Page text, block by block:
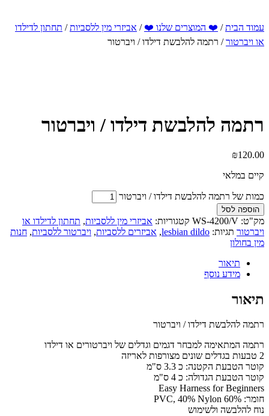
עמוד הבית/ ❤️ המוצרים שלנו ❤️ / אביזרי מין ללסביות/ תחתון לדילדו
או ויברטור/ רתמה להלבשת דילדו / ויברטור
רתמה להלבשת דילדו / ויברטור
₪120.00
קיים במלאי
כמות של רתמה להלבשת דילדו / ויברטור
הוספה לסל
מק"ט: WS-4200/V קטגוריות: אביזרי מין ללסביות, תחתון לדילדו או
ויברטור תגיות: lesbian dildo
, אביזרים ללסביות, ויברטור ללסביות, חנות
מין בחולון
תיאור
מידע נוסף
תיאור
רתמה להלבשת דילדו / ויברטור
רתמה המתאימה למבחר דגמים וגדלים של ויברטורים או דילדו
2 טבעות בגדלים שונים מצורפות לאריזה
קוטר הטבעת הקטנה: כ 3.3 ס"מ
קוטר הטבעת הגדולה: כ 4 ס"מ
Easy Harness for Beginners
חומר: 60% PVC, 40% Nylon
נוח להלבשה ולשימוש